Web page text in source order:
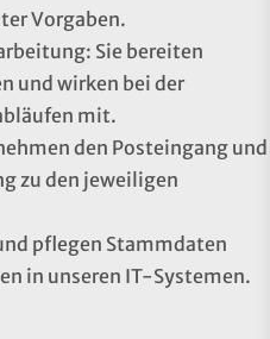
Vorgaben.
Sie bereiten
und wirken bei der
mit.
den Posteingang und
zu den jeweiligen
pflegen Stammdaten
in unseren IT-Systemen.